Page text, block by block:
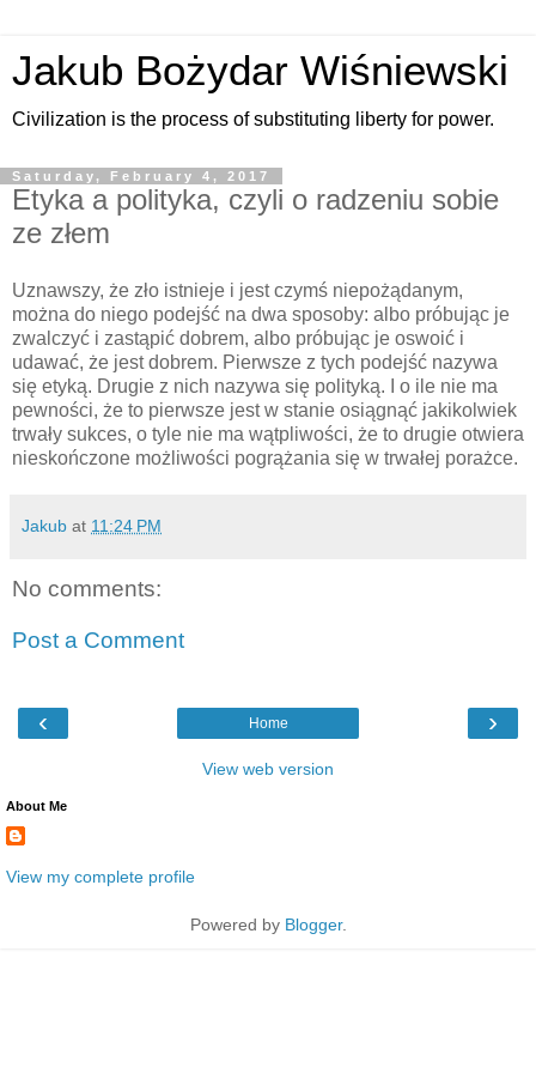
Jakub Bożydar Wiśniewski
Civilization is the process of substituting liberty for power.
Saturday, February 4, 2017
Etyka a polityka, czyli o radzeniu sobie
ze złem
Uznawszy, że zło istnieje i jest czymś niepożądanym,
można do niego podejść na dwa sposoby: albo próbując je
zwalczyć i zastąpić dobrem, albo próbując je oswoić i
udawać, że jest dobrem. Pierwsze z tych podejść nazywa
się etyką. Drugie z nich nazywa się polityką. I o ile nie ma
pewności, że to pierwsze jest w stanie osiągnąć jakikolwiek
trwały sukces, o tyle nie ma wątpliwości, że to drugie otwiera
nieskończone możliwości pogrążania się w trwałej porażce.
Jakub at 11:24 PM
No comments:
Post a Comment
‹ ›
Home
View web version
About Me
View my complete profile
Powered by Blogger.